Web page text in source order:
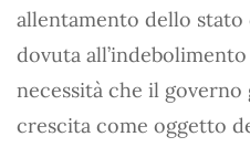
allentamento dello
dovuta
necessità che il
crescita come oggetto